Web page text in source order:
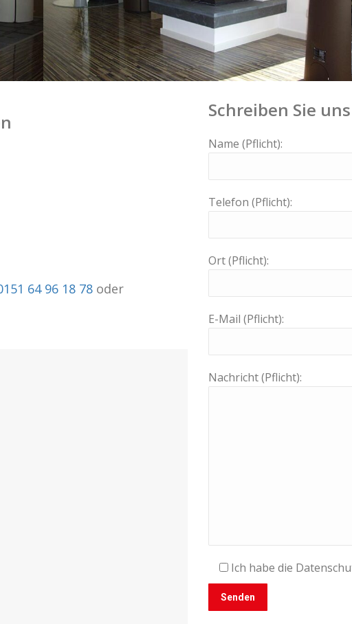
64 96 18 78 oder
Schreiben Sie
Name (Pflicht):
Telefon (Pflicht):
Ort (Pflicht):
E-Mail (Pflicht):
Nachricht (Pflicht):
Ich habe die